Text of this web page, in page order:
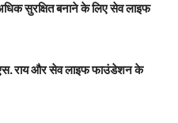
सुरक्षित बनाने के लिए सेव लाइफ
राय और सेव लाइफ फाउंडेशन के